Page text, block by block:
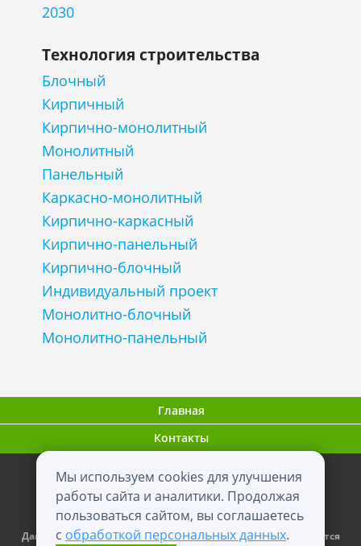
Мы используем cookies для улучшения
работы сайта и аналитики. Продолжая
пользоваться сайтом, вы соглашаетесь
с обработкой персональных данных.
2030
Технология строительства
Блочный
Кирпичный
Кирпично-монолитный
Монолитный
Панельный
Каркасно-монолитный
Кирпично-каркасный
Кирпично-панельный
Кирпично-блочный
Индивидуальный проект
Монолитно-блочный
Монолитно-панельный
Главная
Контакты
ООО "ВНовостройке.ру"
2012 - 2026 0+
Данный сайт носит информационный характер и не является